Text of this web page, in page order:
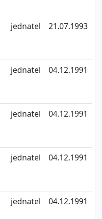
jednatel 21.07.1993
jednatel 04.12.1991
jednatel 04.12.1991
jednatel 04.12.1991
jednatel 04.12.1991